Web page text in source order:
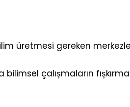
üretmesi gereken
çalışmaların